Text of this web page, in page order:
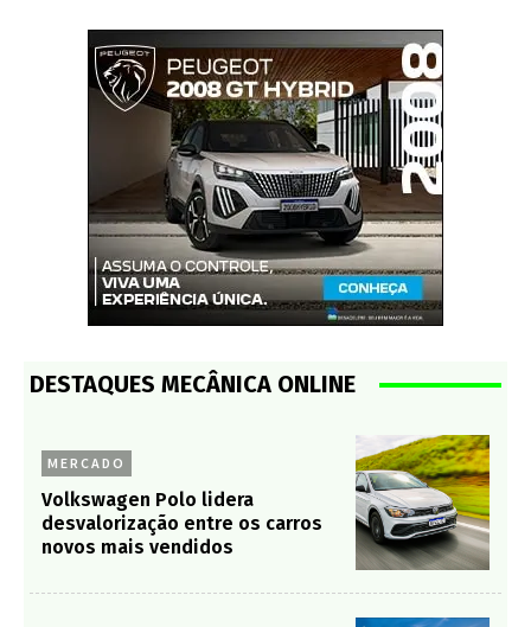
DESTAQUES MECÂNICA ONLINE
MERCADO
Volkswagen Polo lidera
desvalorização entre os carros
novos mais vendidos